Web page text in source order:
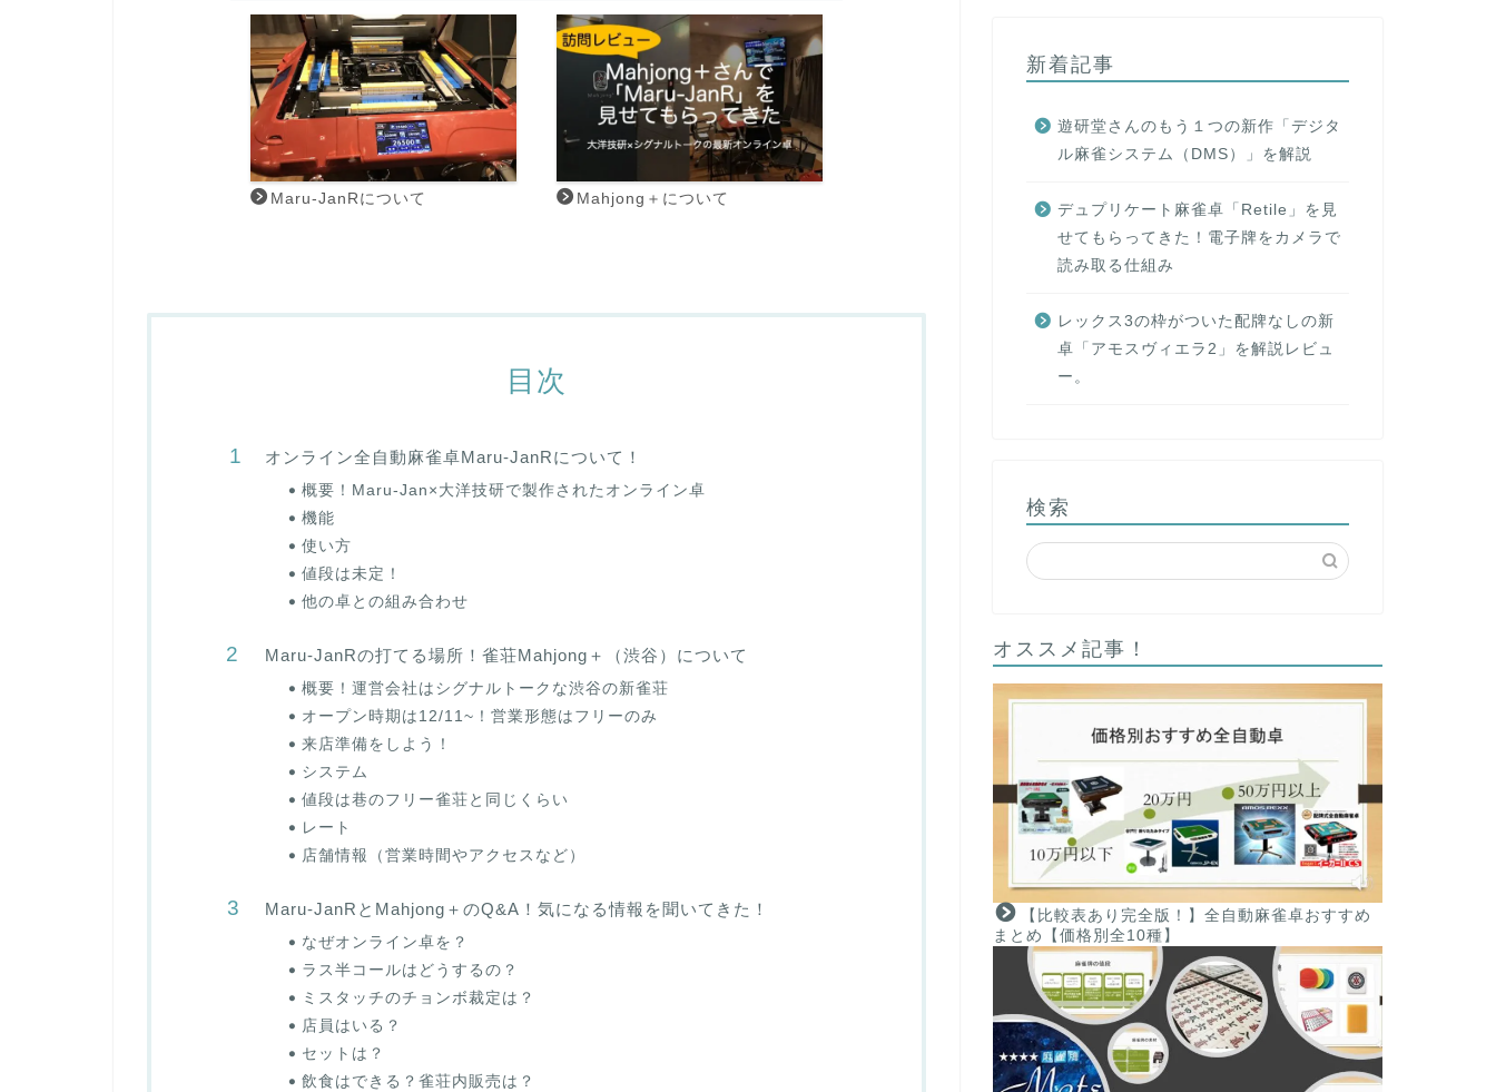
Maru-JanRについて Mahjong＋について
目次
オンライン全自動麻雀卓Maru-JanRについて！
概要！Maru-Jan×大洋技研で製作されたオンライン卓
機能
使い方
値段は未定！
他の卓との組み合わせ
Maru-JanRの打てる場所！雀荘Mahjong＋（渋谷）について
概要！運営会社はシグナルトークな渋谷の新雀荘
オープン時期は12/11~！営業形態はフリーのみ
来店準備をしよう！
システム
値段は巷のフリー雀荘と同じくらい
レート
店舗情報（営業時間やアクセスなど）
Maru-JanRとMahjong＋のQ&A！気になる情報を聞いてきた！
なぜオンライン卓を？
ラス半コールはどうするの？
ミスタッチのチョンボ裁定は？
店員はいる？
セットは？
飲食はできる？雀荘内販売は？
新着記事
遊研堂さんのもう１つの新作「デジタ
ル麻雀システム（DMS）」を解説
デュプリケート麻雀卓「Retile」を見
せてもらってきた！電子牌をカメラで
読み取る仕組み
レックス3の枠がついた配牌なしの新
卓「アモスヴィエラ2」を解説レビュ
ー。
検索
オススメ記事！
【比較表あり完全版！】全自動麻雀卓おすすめ
まとめ【価格別全10種】